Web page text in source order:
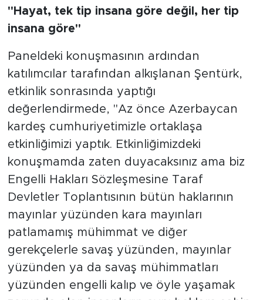
"Hayat, tek tip insana göre değil, her tip
insana göre"
Paneldeki konuşmasının ardından
katılımcılar tarafından alkışlanan Şentürk,
etkinlik sonrasında yaptığı
değerlendirmede, "Az önce Azerbaycan
kardeş cumhuriyetimizle ortaklaşa
etkinliğimizi yaptık. Etkinliğimizdeki
konuşmamda zaten duyacaksınız ama biz
Engelli Hakları Sözleşmesine Taraf
Devletler Toplantısının bütün haklarının
mayınlar yüzünden kara mayınları
patlamamış mühimmat ve diğer
gerekçelerle savaş yüzünden, mayınlar
yüzünden ya da savaş mühimmatları
yüzünden engelli kalıp ve öyle yaşamak